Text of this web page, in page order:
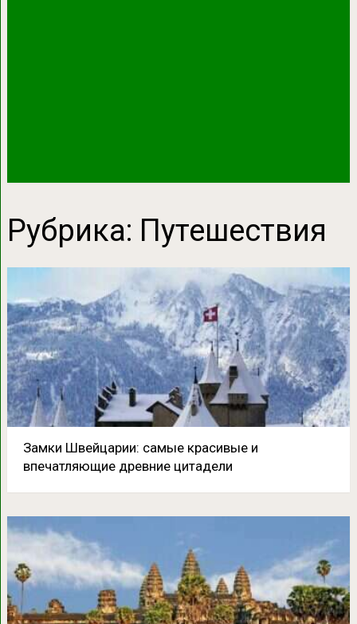
Рубрика: Путешествия
Замки Швейцарии: самые красивые и
впечатляющие древние цитадели